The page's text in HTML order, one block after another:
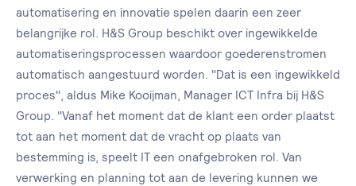
automatisering en innovatie spelen daarin een zeer
belangrijke rol. H&S Group beschikt over ingewikkelde
automatiseringsprocessen waardoor goederenstromen
automatisch aangestuurd worden. "Dat is een ingewikkeld
proces", aldus Mike Kooijman, Manager ICT Infra bij H&S
Group. "Vanaf het moment dat de klant een order plaatst
tot aan het moment dat de vracht op plaats van
bestemming is, speelt IT een onafgebroken rol. Van
verwerking en planning tot aan de levering kunnen we